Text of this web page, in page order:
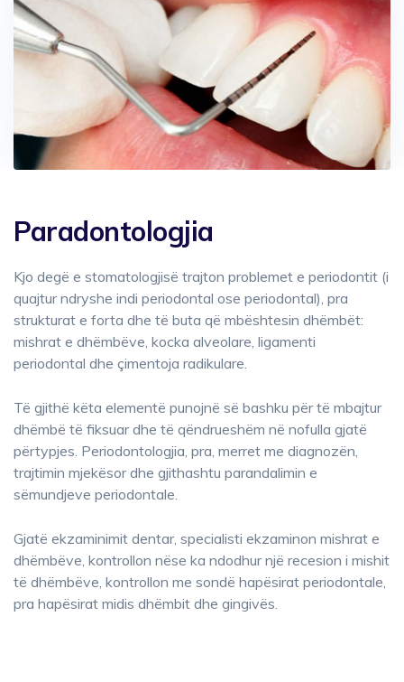
Paradontologjia
Kjo degë e stomatologjisë trajton problemet e periodontit (i
quajtur ndryshe indi periodontal ose periodontal), pra
strukturat e forta dhe të buta që mbështesin dhëmbët:
mishrat e dhëmbëve, kocka alveolare, ligamenti
periodontal dhe çimentoja radikulare.
Të gjithë këta elementë punojnë së bashku për të mbajtur
dhëmbë të fiksuar dhe të qëndrueshëm në nofulla gjatë
përtypjes. Periodontologjia, pra, merret me diagnozën,
trajtimin mjekësor dhe gjithashtu parandalimin e
sëmundjeve periodontale.
Gjatë ekzaminimit dentar, specialisti ekzaminon mishrat e
dhëmbëve, kontrollon nëse ka ndodhur një recesion i mishit
të dhëmbëve, kontrollon me sondë hapësirat periodontale,
pra hapësirat midis dhëmbit dhe gingivës.